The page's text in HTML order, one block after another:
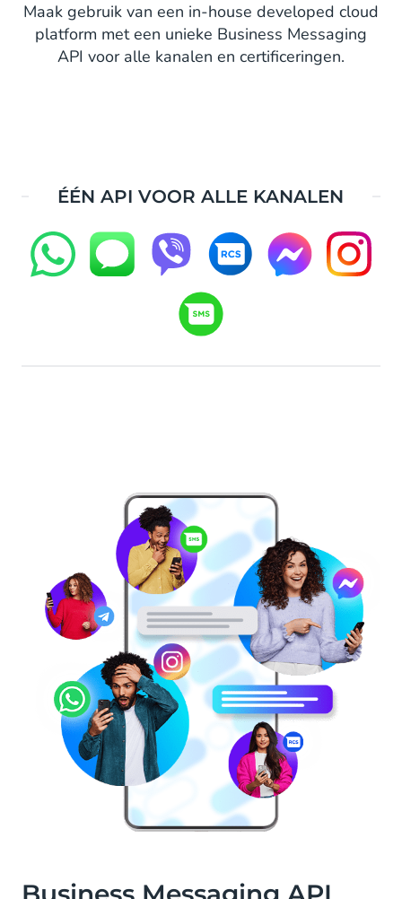
Maak gebruik van een in-house developed cloud
platform met een unieke Business Messaging
API voor alle kanalen en certificeringen.
ÉÉN API VOOR ALLE KANALEN